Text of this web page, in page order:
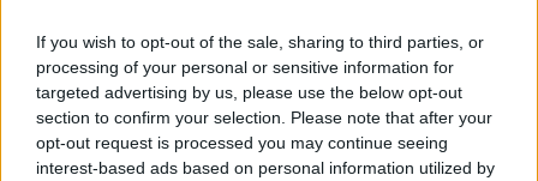
If you wish to opt-out of the sale, sharing to third parties, or
processing of your personal or sensitive information for
targeted advertising by us, please use the below opt-out
section to confirm your selection. Please note that after your
opt-out request is processed you may continue seeing
interest-based ads based on personal information utilized by
Har humør
– Hva er den viktigste årsaken til at du er så god på
ski?